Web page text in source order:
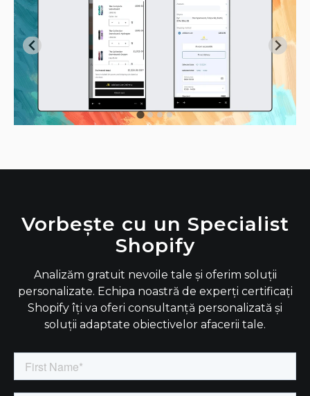
Vorbește cu un Specialist
Shopify
Analizăm gratuit nevoile tale și oferim soluții
personalizate. Echipa noastră de experți certificați
Shopify îți va oferi consultanță personalizată și
soluții adaptate obiectivelor afacerii tale.